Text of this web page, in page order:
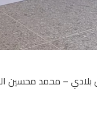
بلادي – محمد محسين